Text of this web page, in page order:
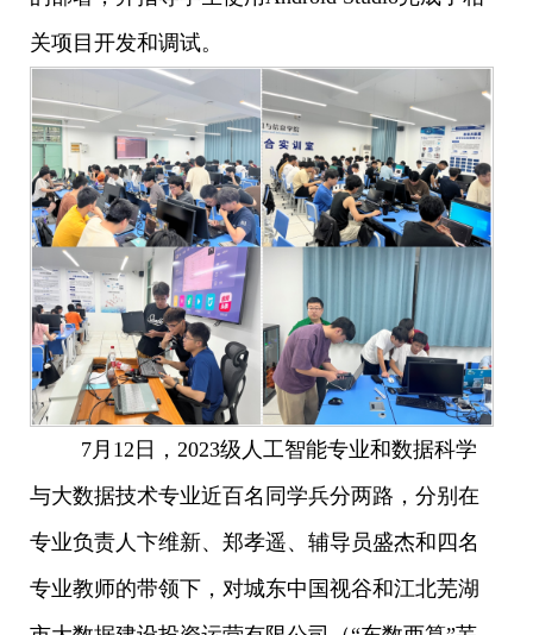
关项目开发和调试。
7月12日，2023级人工智能专业和数据科学
与大数据技术专业近百名同学兵分两路，分别在
专业负责人卞维新、郑孝遥、辅导员盛杰和四名
专业教师的带领下，对城东中国视谷和江北芜湖